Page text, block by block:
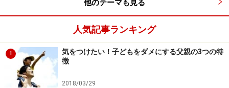
他のテーマも見る
人気記事ランキング
1
気をつけたい！子どもをダメにする父親の3つの特
徴
2018/03/29